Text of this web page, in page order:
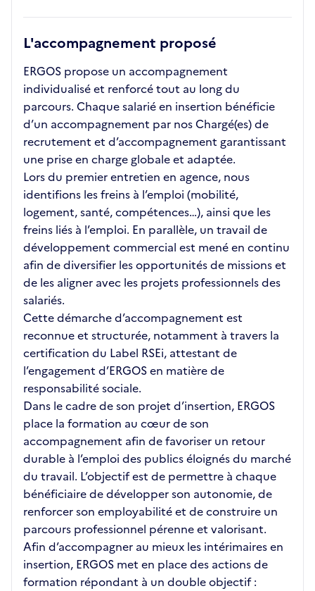
L'accompagnement proposé
ERGOS propose un accompagnement
individualisé et renforcé tout au long du
parcours. Chaque salarié en insertion bénéficie
d’un accompagnement par nos Chargé(es) de
recrutement et d’accompagnement garantissant
une prise en charge globale et adaptée.
Lors du premier entretien en agence, nous
identifions les freins à l’emploi (mobilité,
logement, santé, compétences…), ainsi que les
freins liés à l’emploi. En parallèle, un travail de
développement commercial est mené en continu
afin de diversifier les opportunités de missions et
de les aligner avec les projets professionnels des
salariés.
Cette démarche d’accompagnement est
reconnue et structurée, notamment à travers la
certification du Label RSEi, attestant de
l’engagement d’ERGOS en matière de
responsabilité sociale.
Dans le cadre de son projet d’insertion, ERGOS
place la formation au cœur de son
accompagnement afin de favoriser un retour
durable à l’emploi des publics éloignés du marché
du travail. L’objectif est de permettre à chaque
bénéficiaire de développer son autonomie, de
renforcer son employabilité et de construire un
parcours professionnel pérenne et valorisant.
Afin d’accompagner au mieux les intérimaires en
insertion, ERGOS met en place des actions de
formation répondant à un double objectif :